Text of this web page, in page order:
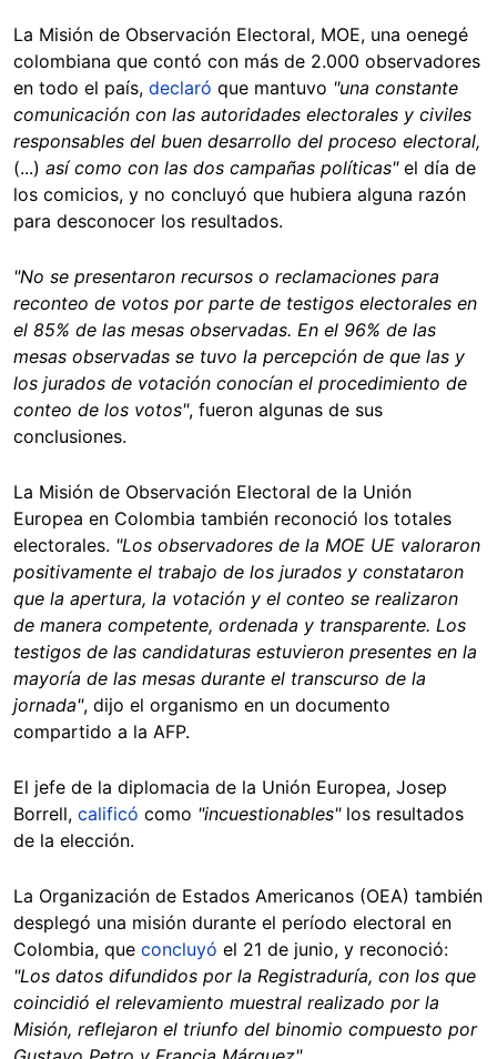
La Misión de Observación Electoral, MOE, una oenegé
colombiana que contó con más de 2.000 observadores
en todo el país, declaró que mantuvo "una constante
comunicación con las autoridades electorales y civiles
responsables del buen desarrollo del proceso electoral,
(...) así como con las dos campañas políticas" el día de
los comicios, y no concluyó que hubiera alguna razón
para desconocer los resultados.
"No se presentaron recursos o reclamaciones para
reconteo de votos por parte de testigos electorales en
el 85% de las mesas observadas. En el 96% de las
mesas observadas se tuvo la percepción de que las y
los jurados de votación conocían el procedimiento de
conteo de los votos", fueron algunas de sus
conclusiones.
La Misión de Observación Electoral de la Unión
Europea en Colombia también reconoció los totales
electorales. "Los observadores de la MOE UE valoraron
positivamente el trabajo de los jurados y constataron
que la apertura, la votación y el conteo se realizaron
de manera competente, ordenada y transparente. Los
testigos de las candidaturas estuvieron presentes en la
mayoría de las mesas durante el transcurso de la
jornada", dijo el organismo en un documento
compartido a la AFP.
El jefe de la diplomacia de la Unión Europea, Josep
Borrell, calificó como "incuestionables"los resultados
de la elección.
La Organización de Estados Americanos (OEA) también
desplegó una misión durante el período electoral en
Colombia, que concluyó el 21 de junio, y reconoció:
"Los datos difundidos por la Registraduría, con los que
coincidió el relevamiento muestral realizado por la
Misión, reflejaron el triunfo del binomio compuesto por